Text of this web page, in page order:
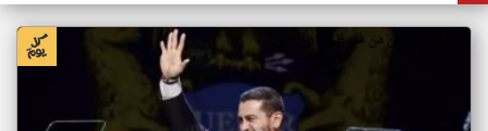
اخبار فلسطين من فلسطين أون لاين